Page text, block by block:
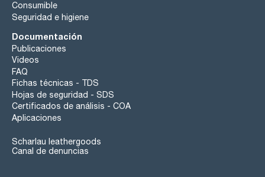
Consumible
Seguridad e higiene
Documentación
Publicaciones
Videos
FAQ
Fichas técnicas - TDS
Hojas de seguridad - SDS
Certificados de análisis - COA
Aplicaciones
Scharlau leathergoods
Canal de denuncias